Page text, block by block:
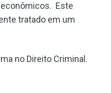
Este
tratado em um
no Direito Criminal.